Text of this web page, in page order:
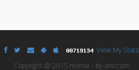
View My Stats
Copyright © 2015 miimai - by aniccom